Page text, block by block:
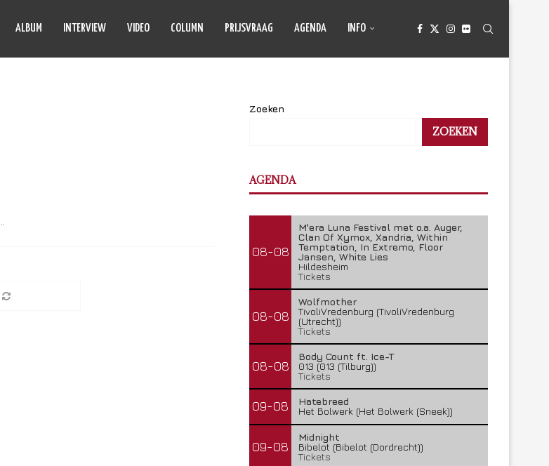
ALBUM INTERVIEW VIDEO COLUMN PRIJSVRAAG AGENDA INFO
Zoeken
ZOEKEN
AGENDA
08-08
M'era Luna Festival met o.a. Auger,
Clan Of Xymox, Xandria, Within
Temptation, In Extremo, Floor
Jansen, White Lies
Hildesheim
Tickets
08-08
Wolfmother
TivoliVredenburg (TivoliVredenburg
(Utrecht))
Tickets
08-08
Body Count ft. Ice-T
013 (013 (Tilburg))
Tickets
09-08
Hatebreed
Het Bolwerk (Het Bolwerk (Sneek))
09-08
Midnight
Bibelot (Bibelot (Dordrecht))
Tickets